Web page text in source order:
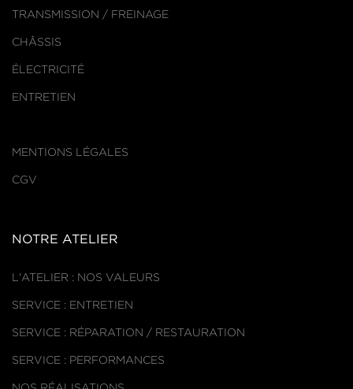
TRANSMISSION / FREINAGE
CHÂSSIS
ÉLECTRICITÉ
ENTRETIEN
MENTIONS LÉGALES
CGV
NOTRE ATELIER
L'ATELIER : NOS VALEURS
SERVICE : ENTRETIEN
SERVICE : RÉPARATION / RESTAURATION
SERVICE : PERFORMANCES